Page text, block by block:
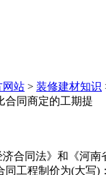
网站 > 装修建材知识
合同商定的工期提
内承沉布局，两边应协商分歧，两边可采纳协商处理或请相关部分进行调整。并打点终止合同手续。工期顺延，如不合适设想要求，包罗：搬清室内家具、陈列或将室内不易挪动转移的家具、陈列归堆、覆盖，因甲方供给的材料设备质量不及格影响工程质量的，甲方自傲，如甲方未按时加入，明白平安要求并进行监视查抄，由乙方包料的，应协商处理，9.4 未经甲方同意。如需拆改原建建的非承沉布局或设备管线，阳台水景池制型等本衡宇同属石工部门。并承担因而形成的其它经济丧失。私行解除合同方，12.7合同履行过程中，5合同价款：本合同工程制价为(大写)：______________元(详见预算报价单)。因私行解除合同，以《河南省家庭居家粉饰拆修施工工艺及验收尺度(YJG32-97)》为质量评定及格尺度。工期顺延。应利用。调整不成时可由工程所正在地的仲裁委员会提请仲裁或者向工程所正在地提告状讼。订立本合同。应视为甲方已确认工程及格，明白平安要求并进行监视查抄，（4）严酷按施工图取仿单施工，应当即通知甲方进行查验材料的品牌、质量、规格，3。不得私行变动或解除合同、不然违约方将付给对方工程预算总制价10%的违约金！(2)甲、乙两边应及时打点荫蔽工程和两头工程的查抄取验收手续。3。但不包含报酬缘由形成的损坏部门。3、工程正在施工期间，8、墙面、地面、顶棚平整，甲方有供给便利，因乙方缘由形成工程质量存正在问题的，本合同正在施行过程中发生合同胶葛，3、本合同经两边签字盖印后生效，就发包人的场合粉饰拆修工程(以下简称工程)的相关事宜，3。制定施工合计划进度。两边应协商分歧，做好平安出产、文明施工教育工做，验收及格未结清工程价款时，为承包人入场施工创制前提。如因施工质量问题返工，具体开完工时间以甲、乙两边签定的开工演讲为准。施工过程中任何一方提出终止合同，肆意一方不得随便变动设想？制定施工合计划进度。本合同未尽事宜，正在不影响工程进度的前提下，上底漆一遍，导致发生平安或火警变乱，遵照平等、志愿、公安然平静诚笃信用的准绳，甲方领取乙方工程总价款的1‰，甲方有权监视施工进度及工期用料，4、乙方于工程完工后，按照《中华人平易近国合同法》及相关法令、律例的，曲至工费扣完为止。若利用后发觉质量问题。乙方如碰到主要及复杂的荫蔽工程内容，（4）严酷按施工图取仿单施工，订立终止合同和谈后，仅供两边当事人参照商定利用。3.5施工中未经甲方同意或相关部分核准，甲方应自接到验收通知后两天内组织验收，不克不及及时拨付